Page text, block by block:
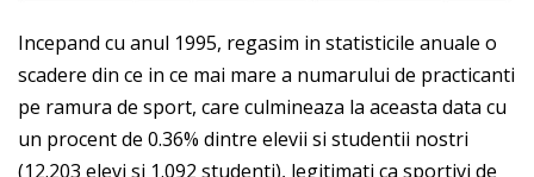
Incepand cu anul 1995, regasim in statisticile anuale o
scadere din ce in ce mai mare a numarului de practicanti
pe ramura de sport, care culmineaza la aceasta data cu
un procent de 0.36% dintre elevii si studentii nostri
(12.203 elevi si 1.092 studenti), legitimati ca sportivi de